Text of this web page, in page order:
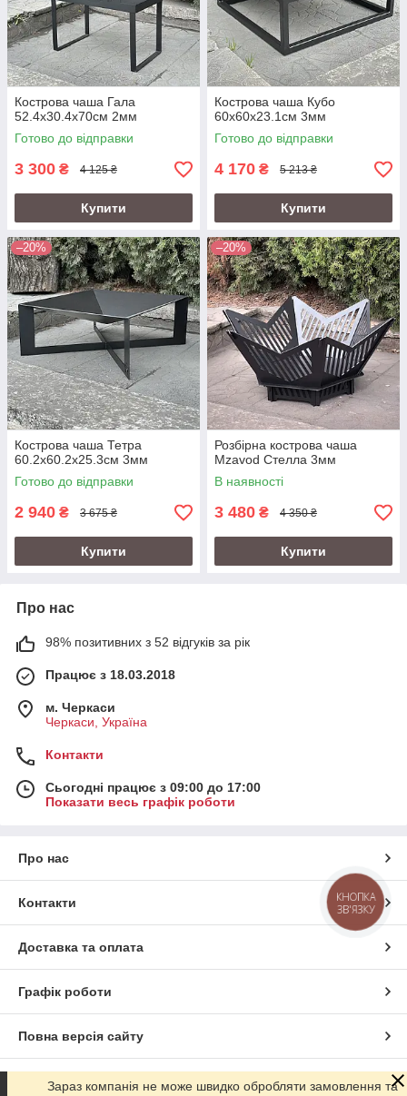
Кострова чаша Гала
52.4х30.4х70см 2мм
Готово до відправки
3 300 ₴ 4 125 ₴
Купити
Кострова чаша Кубо
60х60х23.1см 3мм
Готово до відправки
4 170 ₴ 5 213 ₴
Купити
–20%
Кострова чаша Тетра
60.2х60.2х25.3см 3мм
Готово до відправки
2 940 ₴ 3 675 ₴
Купити
–20%
Розбірна кострова чаша
Mzavod Стелла 3мм
В наявності
3 480 ₴ 4 350 ₴
Купити
Про нас
98% позитивних з 52 відгуків за рік
Працює з 18.03.2018
м. Черкаси
Черкаси, Україна
Контакти
Сьогодні працює з 09:00 до 17:00
Показати весь графік роботи
Про нас
Контакти
Доставка та оплата
Графік роботи
Повна версія сайту
Сайт створено на маркетплейсі Prom.ua
Зараз компанія не може швидко обробляти замовлення та
КНОПКА
ЗВ'ЯЗКУ